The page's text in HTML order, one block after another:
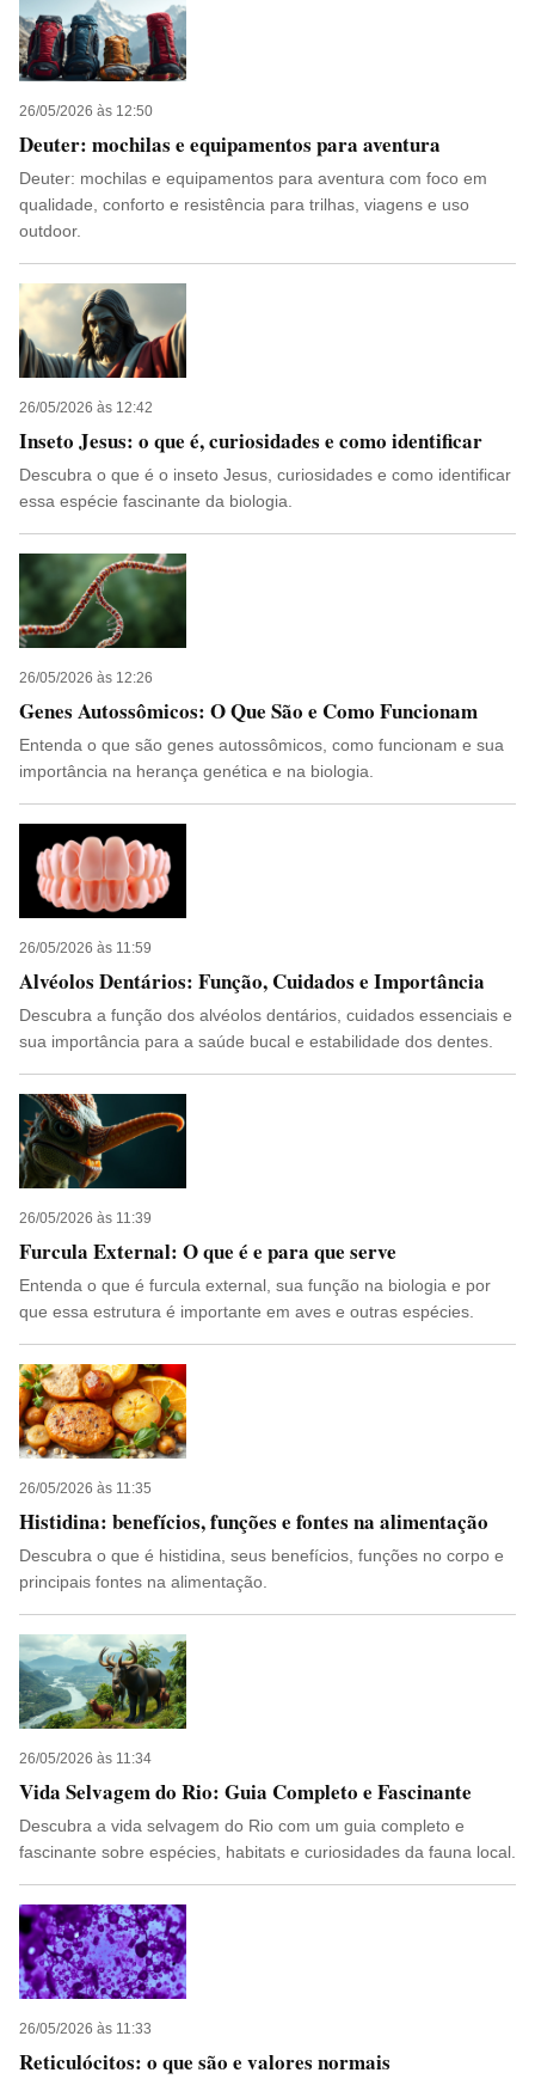
26/05/2026 às 12:50
Deuter: mochilas e equipamentos para aventura
Deuter: mochilas e equipamentos para aventura com foco em
qualidade, conforto e resistência para trilhas, viagens e uso
outdoor.
26/05/2026 às 12:42
Inseto Jesus: o que é, curiosidades e como identificar
Descubra o que é o inseto Jesus, curiosidades e como identificar
essa espécie fascinante da biologia.
26/05/2026 às 12:26
Genes Autossômicos: O Que São e Como Funcionam
Entenda o que são genes autossômicos, como funcionam e sua
importância na herança genética e na biologia.
26/05/2026 às 11:59
Alvéolos Dentários: Função, Cuidados e Importância
Descubra a função dos alvéolos dentários, cuidados essenciais e
sua importância para a saúde bucal e estabilidade dos dentes.
26/05/2026 às 11:39
Furcula External: O que é e para que serve
Entenda o que é furcula external, sua função na biologia e por
que essa estrutura é importante em aves e outras espécies.
26/05/2026 às 11:35
Histidina: benefícios, funções e fontes na alimentação
Descubra o que é histidina, seus benefícios, funções no corpo e
principais fontes na alimentação.
26/05/2026 às 11:34
Vida Selvagem do Rio: Guia Completo e Fascinante
Descubra a vida selvagem do Rio com um guia completo e
fascinante sobre espécies, habitats e curiosidades da fauna local.
26/05/2026 às 11:33
Reticulócitos: o que são e valores normais